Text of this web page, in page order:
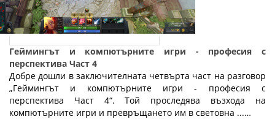
Геймингът и компютърните игри - професия с
перспектива Част 4
Добре дошли в заключителната четвърта част на разговор
„Геймингът и компютърните игри - професия с
перспектива Част 4“. Той проследява възхода на
компютърните игри и превръщането им в световна ...…